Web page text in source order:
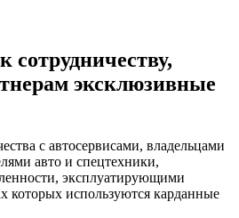
эксклюзивные
с автосервисами, владельцами
авто и спецтехники,
эксплуатирующими
которых используются карданные